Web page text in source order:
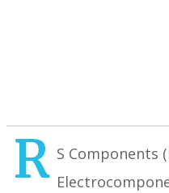
R S Components